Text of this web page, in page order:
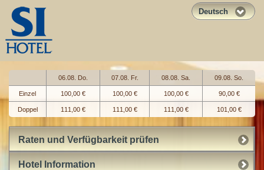
Deutsch
06.08. Do. 07.08. Fr. 08.08. Sa. 09.08. So.
Einzel 100,00 € 100,00 € 100,00 € 90,00 €
Doppel 111,00 € 111,00 € 111,00 € 101,00 €
Raten und Verfügbarkeit prüfen
Hotel Information